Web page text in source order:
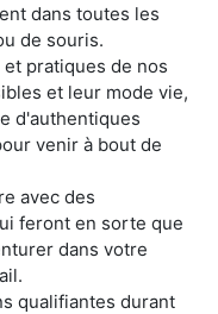
dans toutes les
de souris.
pratiques de nos
et leur mode vie,
d'authentiques
venir à bout de
avec des
feront en sorte que
dans votre
qualifiantes durant